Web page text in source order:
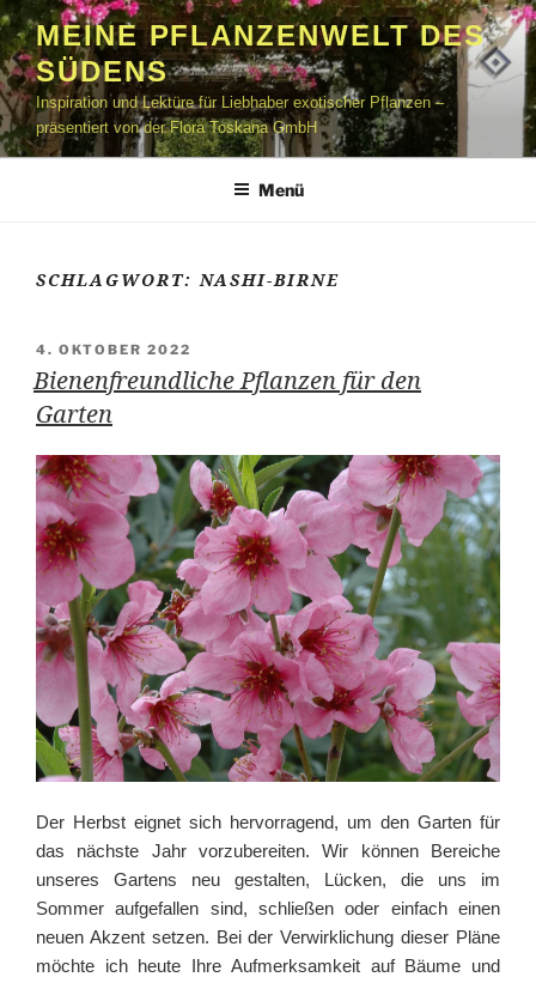
Zum
Inhalt
springen
MEINE PFLANZENWELT DES
SÜDENS
Inspiration und Lektüre für Liebhaber exotischer Pflanzen –
präsentiert von der Flora Toskana GmbH
Menü
SCHLAGWORT: NASHI-BIRNE
VERÖFFENTLICHT
AM
4. OKTOBER 2022
Bienenfreundliche Pflanzen für den
Garten
Der Herbst eignet sich hervorragend, um den Garten für
das nächste Jahr vorzubereiten. Wir können Bereiche
unseres Gartens neu gestalten, Lücken, die uns im
Sommer aufgefallen sind, schließen oder einfach einen
neuen Akzent setzen. Bei der Verwirklichung dieser Pläne
möchte ich heute Ihre Aufmerksamkeit auf Bäume und